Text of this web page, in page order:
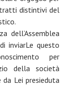
distintivi del
dell’Assemblea
inviarLe questo
per
della società
da Lei presieduta